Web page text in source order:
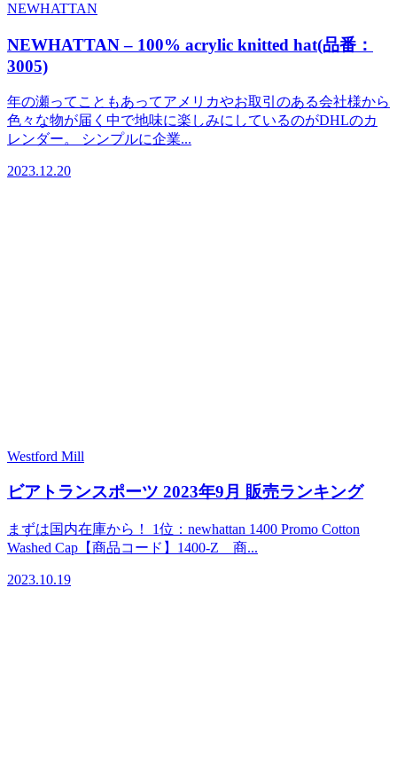
NEWHATTAN
NEWHATTAN – 100% acrylic knitted hat(品番：
3005)
年の瀬ってこともあってアメリカやお取引のある会社様から
色々な物が届く中で地味に楽しみにしているのがDHLのカ
レンダー。 シンプルに企業...
2023.12.20
Westford Mill
ビアトランスポーツ 2023年9月 販売ランキング
まずは国内在庫から！ 1位：newhattan 1400 Promo Cotton
Washed Cap【商品コード】1400-Z 商...
2023.10.19